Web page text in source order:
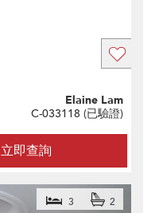
立即查詢
Elaine Lam
C-033118 (已驗證)
3 2